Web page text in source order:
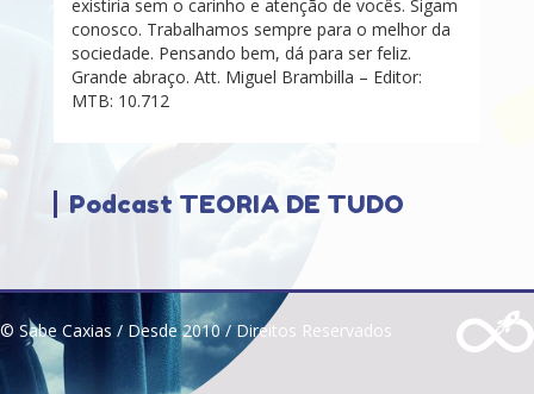
existiria sem o carinho e atenção de vocês. Sigam
conosco. Trabalhamos sempre para o melhor da
sociedade. Pensando bem, dá para ser feliz.
Grande abraço. Att. Miguel Brambilla – Editor:
MTB: 10.712
Podcast TEORIA DE TUDO
© Sabe Caxias / Desde 2010 / Direitos Reservados